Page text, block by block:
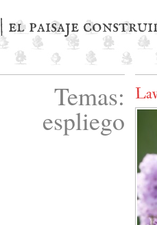
| el paisaje
Temas:
espliego